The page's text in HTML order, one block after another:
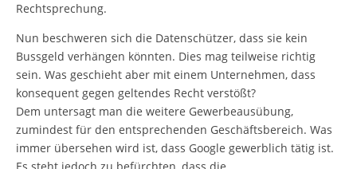
Rechtsprechung.
Nun beschweren sich die Datenschützer, dass sie kein
Bussgeld verhängen könnten. Dies mag teilweise richtig
sein. Was geschieht aber mit einem Unternehmen, dass
konsequent gegen geltendes Recht verstößt?
Dem untersagt man die weitere Gewerbeausübung,
zumindest für den entsprechenden Geschäftsbereich. Was
immer übersehen wird ist, dass Google gewerblich tätig ist.